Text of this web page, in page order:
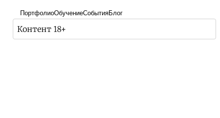
ПортфолиоОбучениеСобытияБлог
Контент 18+